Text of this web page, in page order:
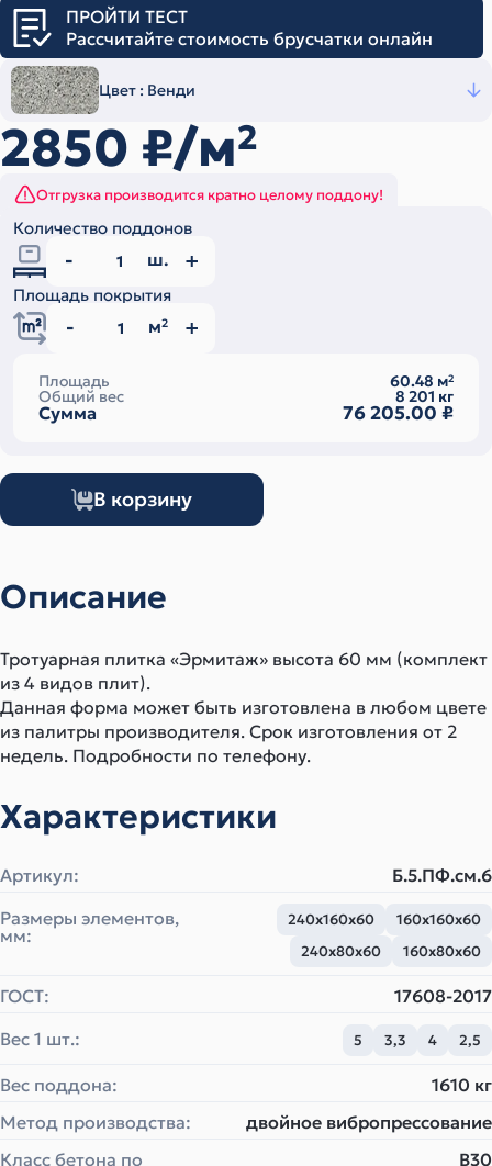
ПРОЙТИ ТЕСТ
Рассчитайте стоимость брусчатки онлайн
Цвет : Венди
2850 ₽/м2
Отгрузка производится кратно целому поддону!
Количество поддонов
ш.
Площадь покрытия
м2
Площадь 60.48 м2
Общий вес 8 201 кг
Сумма 76 205.00 ₽
В корзину
Описание
Тротуарная плитка «Эрмитаж» высота 60 мм (комплект
из 4 видов плит).
Данная форма может быть изготовлена в любом цвете
из палитры производителя. Срок изготовления от 2
недель. Подробности по телефону.
Характеристики
Артикул:
Б.5.ПФ.см.6
Размеры элементов,
мм:
240х160х60
160х160х60
240х80х60
160х80х60
ГОСТ:
17608-2017
Вес 1 шт.:
5 3,3 4 2,5
Вес поддона:
1610 кг
Метод производства:
двойное вибропрессование
Класс бетона по
B30